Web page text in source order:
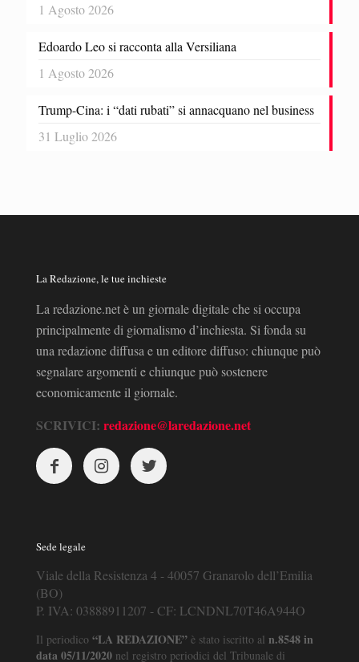
1 Agosto 2026
Edoardo Leo si racconta alla Versiliana
1 Agosto 2026
Trump-Cina: i “dati rubati” si annacquano nel business
31 Luglio 2026
La Redazione, le tue inchieste
La redazione.net è un giornale digitale che si occupa
principalmente di giornalismo d’inchiesta. Si fonda su
una redazione diffusa e un editore diffuso: chiunque può
segnalare argomenti e chiunque può sostenere
economicamente il giornale.
SCRIVICI: redazione@laredazione.net
Sede legale
Viale della Resistenza 4 - 40057 Granarolo dell’Emilia
(BO)
P. IVA: 03888911207 - CF: LCNDNL70T46A944O
Il periodico “LA REDAZIONE” è stato iscritto al n.8548 in
data 05/11/2020 nel registro periodici del Tribunale di